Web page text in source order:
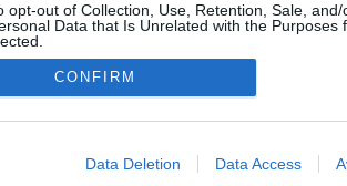
opt-out of Collection, Use, Retention, Sale, and/
Data that Is Unrelated with the Purposes
CONFIRM
Data Deletion Data Access
Compromís denuncia a Figaredo ante la Fiscalía del
a los inmigrantes” de Ceuta
el intento del PP de que los ministros acudan al